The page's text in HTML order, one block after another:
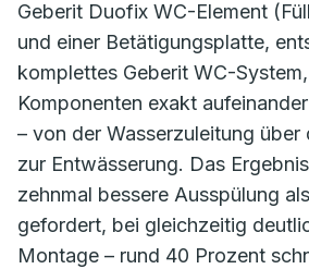
Geberit Duofix WC-Element
und einer Betätigungsplatte,
komplettes Geberit WC-
Komponenten exakt
– von der Wasserzuleitung über
zur Entwässerung. Das
zehnmal bessere Ausspülung
gefordert, bei gleichzeitig
Montage – rund 40 Prozent